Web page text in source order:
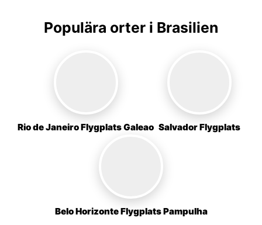
Populära orter i Brasilien
Rio de Janeiro Flygplats Galeao Salvador Flygplats
Belo Horizonte Flygplats Pampulha